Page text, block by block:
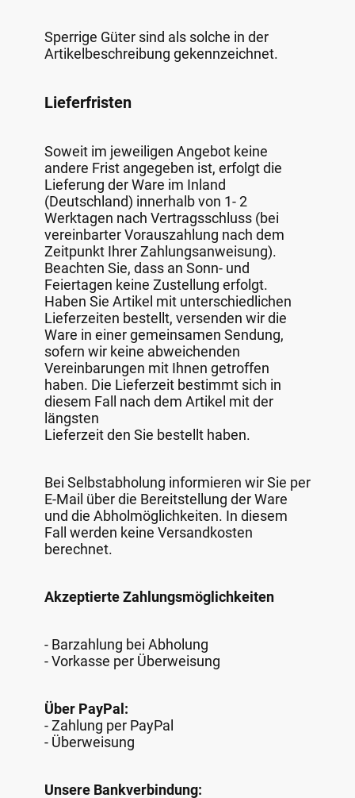
Sperrige Güter sind als solche in der
Artikelbeschreibung gekennzeichnet.
Lieferfristen
Soweit im jeweiligen Angebot keine
andere Frist angegeben ist, erfolgt die
Lieferung der Ware im Inland
(Deutschland) innerhalb von 1- 2
Werktagen nach Vertragsschluss (bei
vereinbarter Vorauszahlung nach dem
Zeitpunkt Ihrer Zahlungsanweisung).
Beachten Sie, dass an Sonn- und
Feiertagen keine Zustellung erfolgt.
Haben Sie Artikel mit unterschiedlichen
Lieferzeiten bestellt, versenden wir die
Ware in einer gemeinsamen Sendung,
sofern wir keine abweichenden
Vereinbarungen mit Ihnen getroffen
haben. Die Lieferzeit bestimmt sich in
diesem Fall nach dem Artikel mit der
längsten
Lieferzeit den Sie bestellt haben.
Bei Selbstabholung informieren wir Sie per
E-Mail über die Bereitstellung der Ware
und die Abholmöglichkeiten. In diesem
Fall werden keine Versandkosten
berechnet.
Akzeptierte Zahlungsmöglichkeiten
- Barzahlung bei Abholung
- Vorkasse per Überweisung
Über PayPal:
- Zahlung per PayPal
- Überweisung
Unsere Bankverbindung: